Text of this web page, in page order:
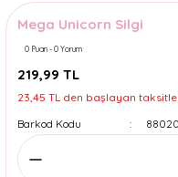
Mega Unicorn Silgi
0 Puan - 0 Yorum
219,99 TL
23,45 TL den başlayan
Barkod Kodu